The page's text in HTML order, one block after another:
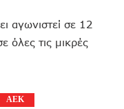
αγωνιστεί σε 12
όλες τις μικρές
ΑΕΚ